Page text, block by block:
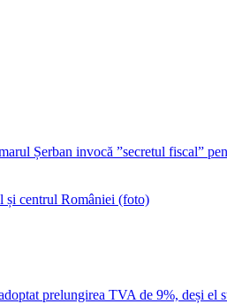
Șerban invocă ”secretul fiscal”
și centrul României (foto)
prelungirea TVA de 9%, deși el